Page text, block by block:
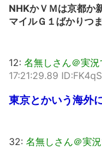
NHKかＶＭは京都か
マイルＧ１ばかりつ
12: 名無しさん＠実況
17:21:29.89
東京とかいう海外
32: 名無しさん＠実